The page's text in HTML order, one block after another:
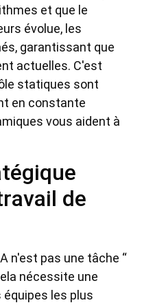
et que le
évolue, les
garantissant que
actuelles. C'est
statiques sont
en constante
vous aident à
de
n'est pas une tâche “
nécessite une
les plus